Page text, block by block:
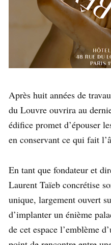
Après huit années de
du Louvre ouvrira au
édifice promet d’épouser
en conservant ce qui fait
En tant que fondateur et
Laurent Taïeb concrétise
unique, largement ouvert
d’implanter un énième
de cet espace l’emblème